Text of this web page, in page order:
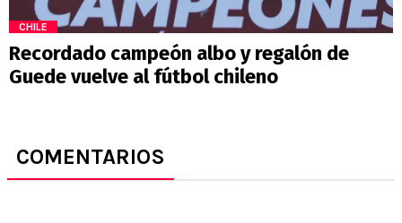
CHILE
Recordado campeón albo y regalón de
Guede vuelve al fútbol chileno
COMENTARIOS